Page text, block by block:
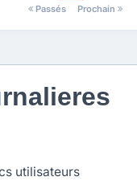
Passés
Prochain
utilisateurs